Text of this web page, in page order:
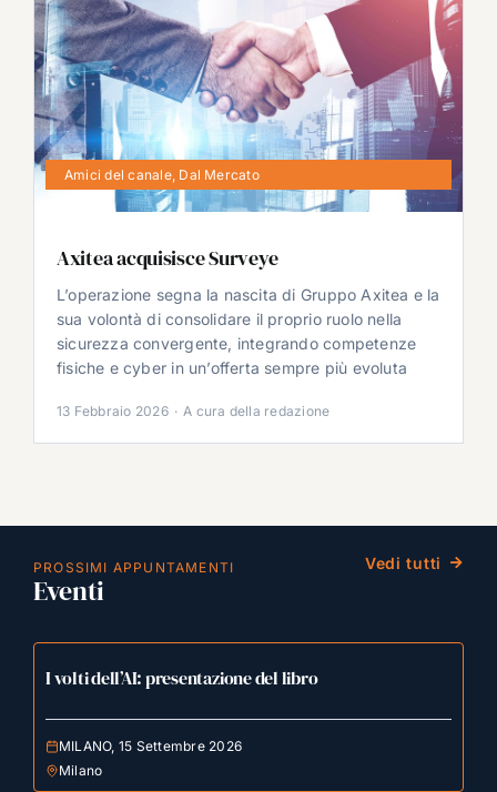
Amici del canale, Dal Mercato
Axitea acquisisce Surveye
L’operazione segna la nascita di Gruppo Axitea e la
sua volontà di consolidare il proprio ruolo nella
sicurezza convergente, integrando competenze
fisiche e cyber in un’offerta sempre più evoluta
13 Febbraio 2026 · A cura della redazione
PROSSIMI APPUNTAMENTI
Eventi
Vedi tutti
I volti dell’AI: presentazione del libro
MILANO, 15 Settembre 2026
Milano